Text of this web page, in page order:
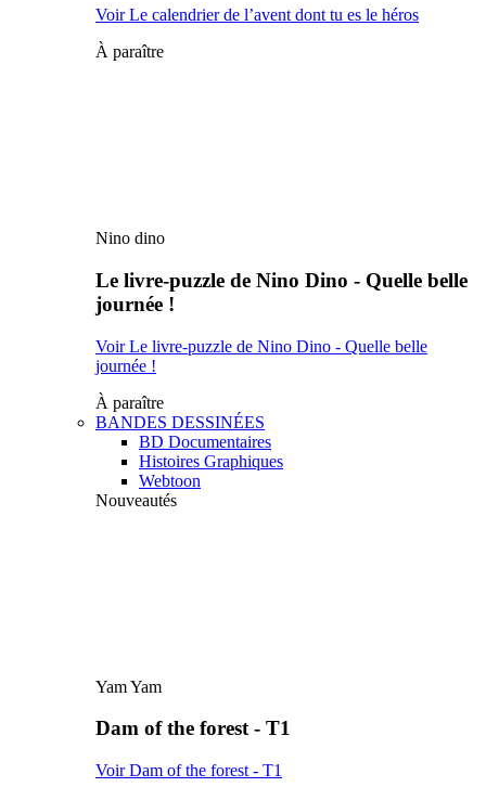
Voir Le calendrier de l’avent dont tu es le héros
À paraître
Nino dino
Le livre-puzzle de Nino Dino - Quelle belle
journée !
Voir Le livre-puzzle de Nino Dino - Quelle belle
journée !
À paraître
BANDES DESSINÉES
BD Documentaires
Histoires Graphiques
Webtoon
Nouveautés
Yam Yam
Dam of the forest - T1
Voir Dam of the forest - T1